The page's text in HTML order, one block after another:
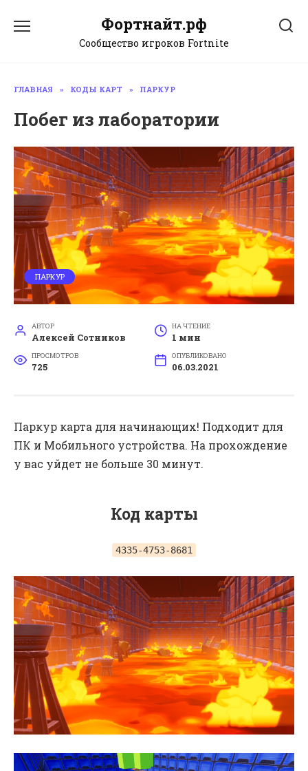
Фортнайт.рф
Сообщество игроков Fortnite
ГЛАВНАЯ » КОДЫ КАРТ » ПАРКУР
Побег из лаборатории
ПАРКУР
АВТОР
Алексей Сотников
НА ЧТЕНИЕ
1 мин
ПРОСМОТРОВ
725
ОПУБЛИКОВАНО
06.03.2021
Паркур карта для начинающих! Подходит для
ПК и Мобильного устройства. На прохождение
у вас уйдет не больше 30 минут.
Код карты
4335-4753-8681